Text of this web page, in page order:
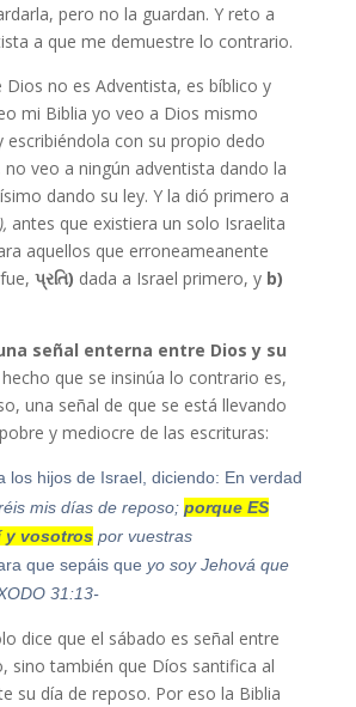
pero no la guardan. Y reto a
a que me demuestre lo contrario.
Dios no es Adventista, es bíblico y
mi Biblia yo veo a Dios mismo
escribiéndola con su propio dedo
no veo a ningún adventista dando la
dando su ley. Y la dió primero a
antes que existiera un solo Israelita
aquellos que erroneameanente
પ્રતિ) dada a Israel primero, y b)
señal enterna entre Dios y su
que se insinúa lo contrario es,
una señal de que se está llevando
y mediocre de las escrituras:
los hijos de Israel, diciendo: En verdad
mis días de reposo; porque ES
y vosotrospor vuestras
que sepáis que yo soy Jehová que
31:13-
dice que el sábado es señal entre
sino también que Díos santifica al
su día de reposo. Por eso la Biblia